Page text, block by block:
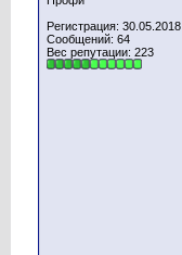
Регистрация: 30.05.2018
Сообщений: 64
Вес репутации: 223